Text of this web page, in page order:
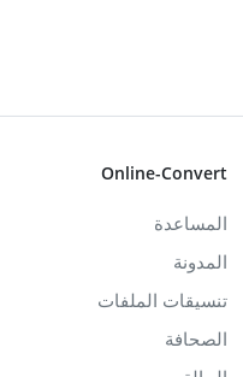
Online-Convert
المساعدة
المدونة
تنسيقات الملفات
الصحافة